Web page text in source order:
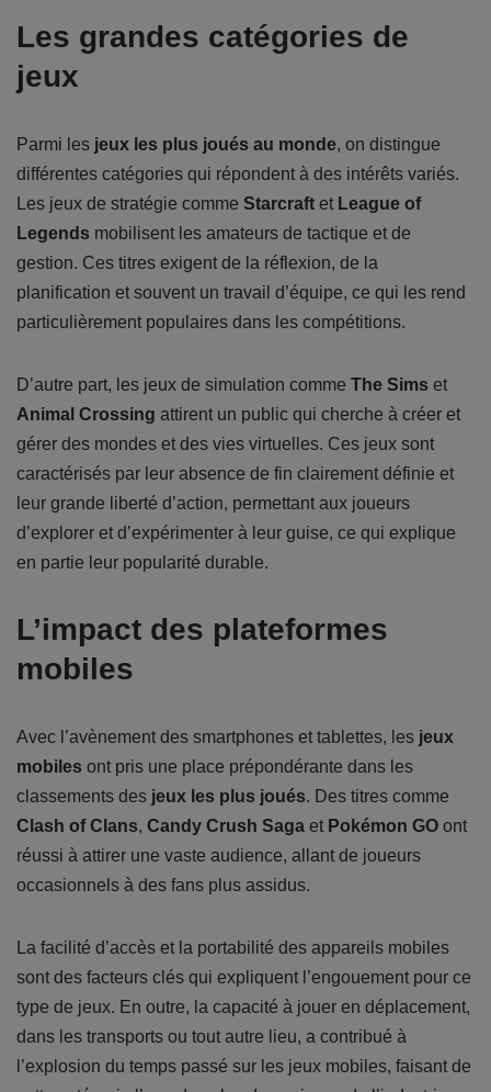
Les grandes catégories de
jeux
Parmi les jeux les plus joués au monde, on distingue
différentes catégories qui répondent à des intérêts variés.
Les jeux de stratégie comme Starcraft et League of
Legends mobilisent les amateurs de tactique et de
gestion. Ces titres exigent de la réflexion, de la
planification et souvent un travail d’équipe, ce qui les rend
particulièrement populaires dans les compétitions.
D’autre part, les jeux de simulation comme The Sims et
Animal Crossing attirent un public qui cherche à créer et
gérer des mondes et des vies virtuelles. Ces jeux sont
caractérisés par leur absence de fin clairement définie et
leur grande liberté d’action, permettant aux joueurs
d’explorer et d’expérimenter à leur guise, ce qui explique
en partie leur popularité durable.
L’impact des plateformes
mobiles
Avec l’avènement des smartphones et tablettes, les jeux
mobiles ont pris une place prépondérante dans les
classements des jeux les plus joués. Des titres comme
Clash of Clans, Candy Crush Saga et Pokémon GO ont
réussi à attirer une vaste audience, allant de joueurs
occasionnels à des fans plus assidus.
La facilité d’accès et la portabilité des appareils mobiles
sont des facteurs clés qui expliquent l’engouement pour ce
type de jeux. En outre, la capacité à jouer en déplacement,
dans les transports ou tout autre lieu, a contribué à
l’explosion du temps passé sur les jeux mobiles, faisant de